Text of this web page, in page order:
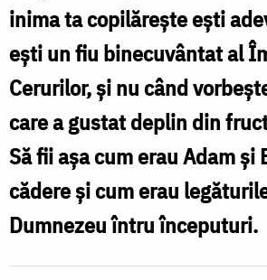
inima ta copilărește ești
ești un fiu binecuvântat al
Cerurilor, și nu când
care a gustat deplin din
Să fii așa cum erau Adam și
cădere și cum erau
Dumnezeu întru începuturi.